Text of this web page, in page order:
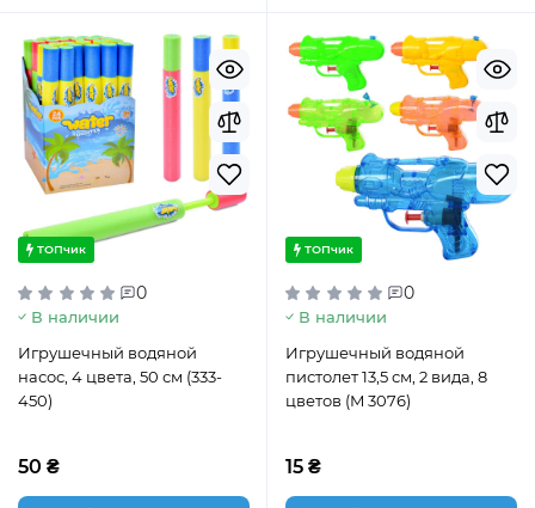
ТОПчик
0
В наличии
Игрушечный водяной
насос, 4 цвета, 50 см (333-
450)
50 ₴
ТОПчик
0
В наличии
Игрушечный водяной
пистолет 13,5 см, 2 вида, 8
цветов (M 3076)
15 ₴